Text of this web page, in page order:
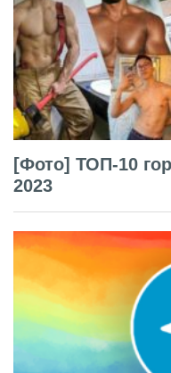
[Фото] ТОП-10
2023